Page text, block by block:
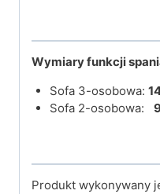
Wymiary funkcji
Sofa 3-osobowa:
Sofa 2-osobowa:
Produkt wykonywany